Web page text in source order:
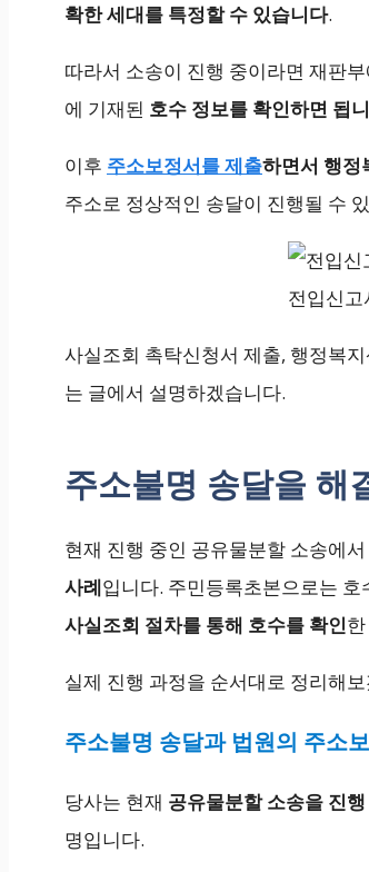
확한 세대를 특정할 수 있습니다.
따라서 소송이 진행 중이라면 재판부
에 기재된 호수 정보를 확인하면 됩
이후 주소보정서를 제출하면서 행정
주소로 정상적인 송달이 진행될 수
전입신
사실조회 촉탁신청서 제출, 행정복
는 글에서 설명하겠습니다.
주소불명 송달을 해
현재 진행 중인 공유물분할 소송에서
사례입니다. 주민등록초본으로는
사실조회 절차를 통해 호수를 확인
실제 진행 과정을 순서대로 정리해
주소불명 송달과 법원의 주소
당사는 현재 공유물분할 소송을 진
명입니다.